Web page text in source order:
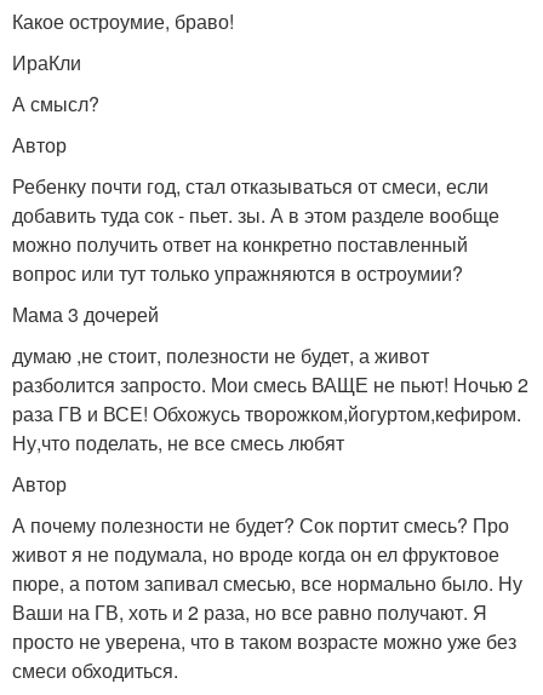
Какое остроумие, браво!
ИраКли
А смысл?
Автор
Ребенку почти год, стал отказываться от смеси, если
добавить туда сок - пьет. зы. А в этом разделе вообще
можно получить ответ на конкретно поставленный
вопрос или тут только упражняются в остроумии?
Мама 3 дочерей
думаю ,не стоит, полезности не будет, а живот
разболится запросто. Мои смесь ВАЩЕ не пьют! Ночью 2
раза ГВ и ВСЕ! Обхожусь творожком,йогуртом,кефиром.
Ну,что поделать, не все смесь любят
Автор
А почему полезности не будет? Сок портит смесь? Про
живот я не подумала, но вроде когда он ел фруктовое
пюре, а потом запивал смесью, все нормально было. Ну
Ваши на ГВ, хоть и 2 раза, но все равно получают. Я
просто не уверена, что в таком возрасте можно уже без
смеси обходиться.